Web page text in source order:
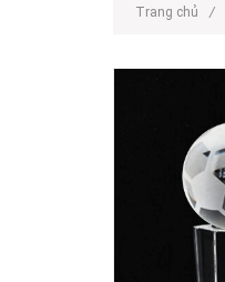
Trang chủ /